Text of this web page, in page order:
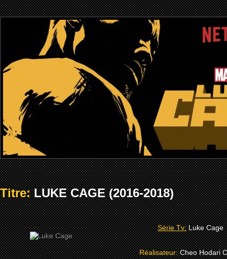
Titre:LUKE CAGE (2016-2018)
Série Tv: Luke Cage
Réalisateur:Cheo Hodari